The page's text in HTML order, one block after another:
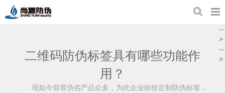
二维码防伪标签具有哪些功能作
用？
现如今假冒伪劣产品众多，为此企业纷纷定制防伪标签，
--
>
--
>